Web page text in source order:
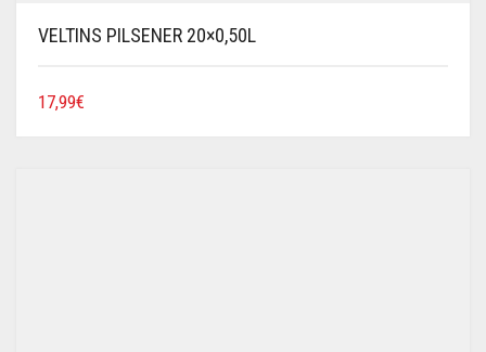
VELTINS PILSENER 20×0,50L
17,99€